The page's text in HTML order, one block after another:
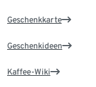
Geschenkkarte
Geschenkideen
Kaffee-Wiki